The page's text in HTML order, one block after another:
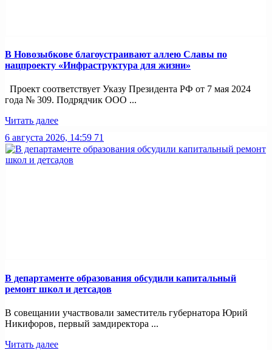
В Новозыбкове благоустраивают аллею Славы по
нацпроекту «Инфраструктура для жизни»
Проект соответствует Указу Президента РФ от 7 мая 2024
года № 309. Подрядчик ООО ...
Читать далее
6 августа 2026, 14:59 71
В департаменте образования обсудили капитальный
ремонт школ и детсадов
В совещании участвовали заместитель губернатора Юрий
Никифоров, первый замдиректора ...
Читать далее